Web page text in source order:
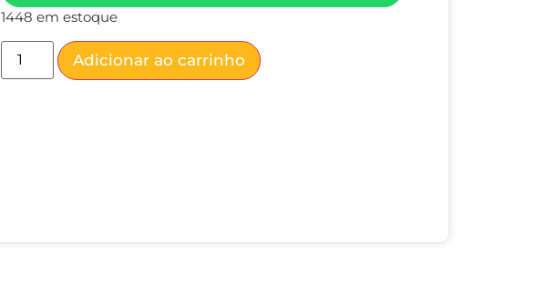
1448 em estoque
Adicionar ao carrinho